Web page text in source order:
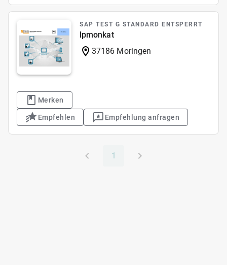
SAP TEST G STANDARD ENTSPERRT
lpmonkat
37186 Moringen
Merken
Empfehlen Empfehlung anfragen
1